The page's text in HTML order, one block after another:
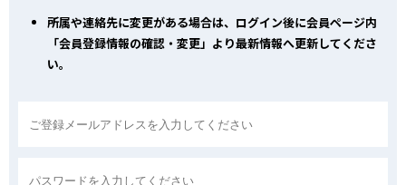
所属や連絡先に変更がある場合は、ログイン後に会員ページ内
「会員登録情報の確認・変更」より最新情報へ更新してくださ
い。